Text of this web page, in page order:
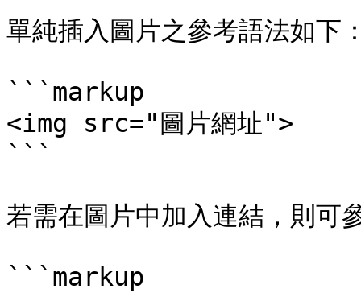
單純插入圖片之參考語法如下
```markup
<img src="圖片網址">
```
若需在圖片中加入連結，則可
```markup